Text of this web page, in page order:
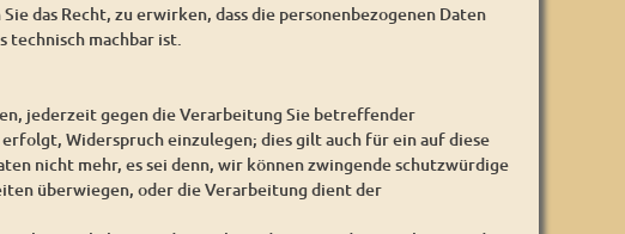
das Recht, zu erwirken, dass die personenbezogenen Daten
machbar ist.
jederzeit gegen die Verarbeitung Sie betreffender
Widerspruch einzulegen; dies gilt auch für ein auf diese
nicht mehr, es sei denn, wir können zwingende schutzwürdige
überwiegen, oder die Verarbeitung dient der